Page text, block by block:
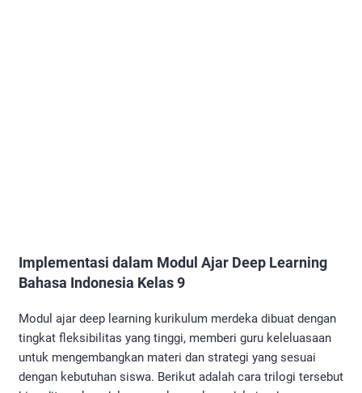
Implementasi dalam Modul Ajar Deep Learning
Bahasa Indonesia Kelas 9
Modul ajar deep learning kurikulum merdeka dibuat dengan
tingkat fleksibilitas yang tinggi, memberi guru keleluasaan
untuk mengembangkan materi dan strategi yang sesuai
dengan kebutuhan siswa. Berikut adalah cara trilogi tersebut